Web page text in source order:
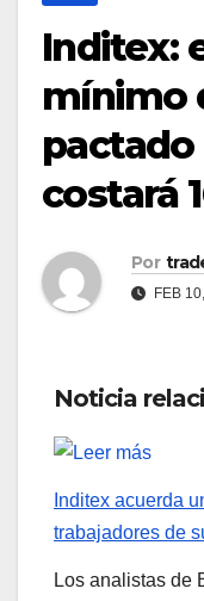
Inditex:
mínimo
costará
Por
FEB
Noticia
Inditex acuerda
trabajadores de
Los analistas de